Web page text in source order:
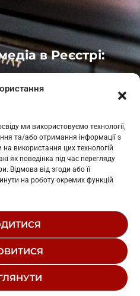
ми використовуємо технології,
та/або отримання інформації з
використання цих технологій
як поведінка під час перегляду
Відмова від згоди або її
на роботу окремих функцій
в Реєстрі:
ПОЛЮС»